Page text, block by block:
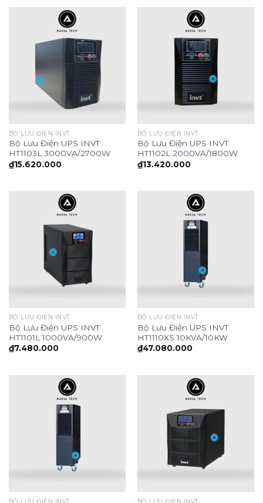
BỘ LƯU ĐIỆN INVT
Bộ Lưu Điện UPS INVT
HT1103L 3000VA/2700W
₫15.620.000
BỘ LƯU ĐIỆN INVT
Bộ Lưu Điện UPS INVT
HT1102L 2000VA/1800W
₫13.420.000
BỘ LƯU ĐIỆN INVT
Bộ Lưu Điện UPS INVT
HT1101L 1000VA/900W
₫7.480.000
BỘ LƯU ĐIỆN INVT
Bộ Lưu Điện UPS INVT
HT1110XS 10KVA/10KW
₫47.080.000
BỘ LƯU ĐIỆN INVT BỘ LƯU ĐIỆN INVT